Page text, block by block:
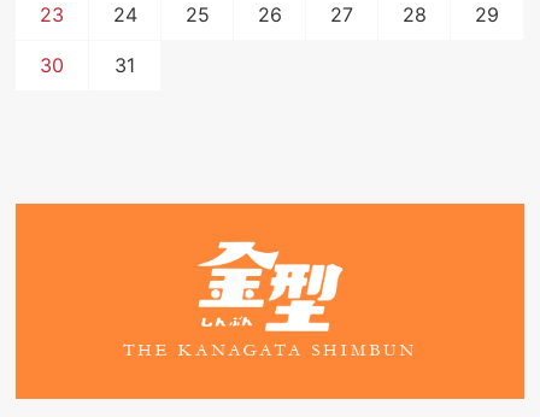
23 24 25 26 27 28 29
30 31